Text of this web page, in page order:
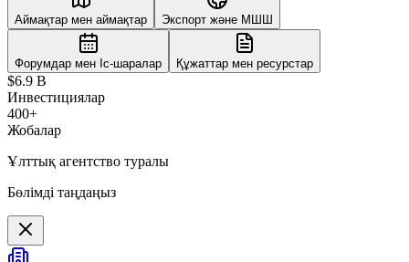
Аймақтар мен аймақтар Экспорт және МШШ
Форумдар мен Іс-шаралар Құжаттар мен ресурстар
$6.9 B
Инвестициялар
400+
Жобалар
Ұлттық агентство туралы
Бөлімді таңдаңыз